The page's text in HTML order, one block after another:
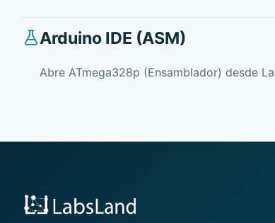
Arduino IDE (ASM)
Abre ATmega328p (Ensamblador) desde